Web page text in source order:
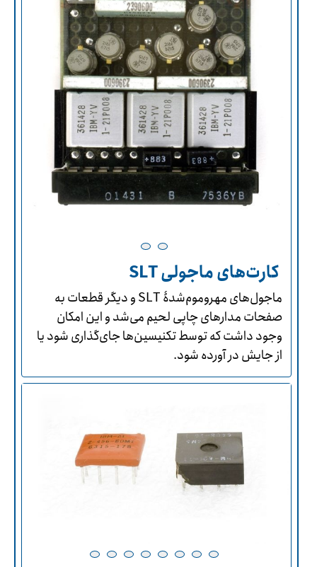
کارت‌های ماجولی SLT
ماجول‌های مهروموم‌شدۀ SLT و دیگر قطعات به
صفحات مدارهای چاپی لحیم می‌شد و این امکان
وجود داشت که توسط تکنیسین‌ها جای‌گذاری شود یا
از جایش در آورده شود.